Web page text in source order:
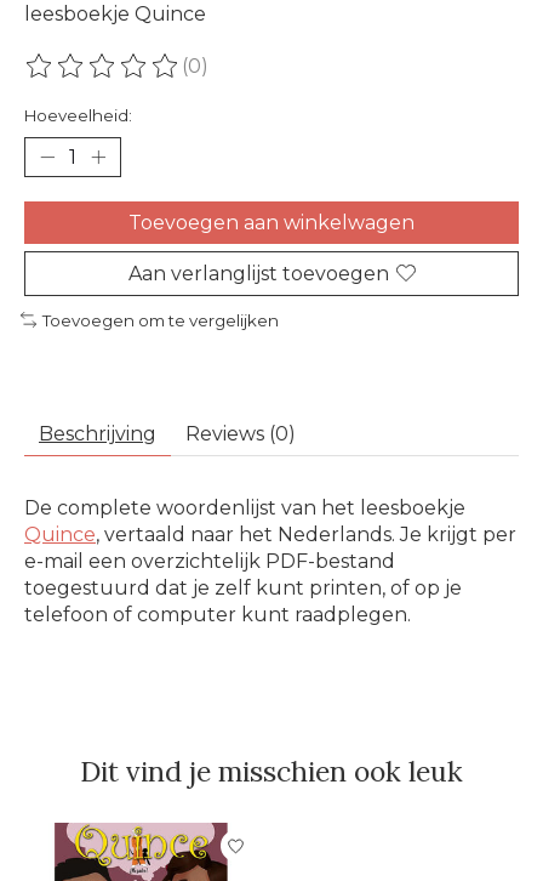
leesboekje Quince
De beoordeling van dit product is
(0)
Hoeveelheid:
Toevoegen aan winkelwagen
Aan verlanglijst toevoegen
Toevoegen om te vergelijken
Beschrijving Reviews (0)
De complete woordenlijst van het leesboekje
Quince, vertaald naar het Nederlands. Je krijgt per
e-mail een overzichtelijk PDF-bestand
toegestuurd dat je zelf kunt printen, of op je
telefoon of computer kunt raadplegen.
Dit vind je misschien ook leuk
Items van productcarrousel